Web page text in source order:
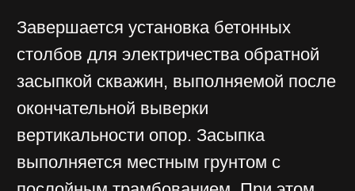
ЗАКАЗАТЬ
ОБРАТНЫЙ
ЗВОНОК